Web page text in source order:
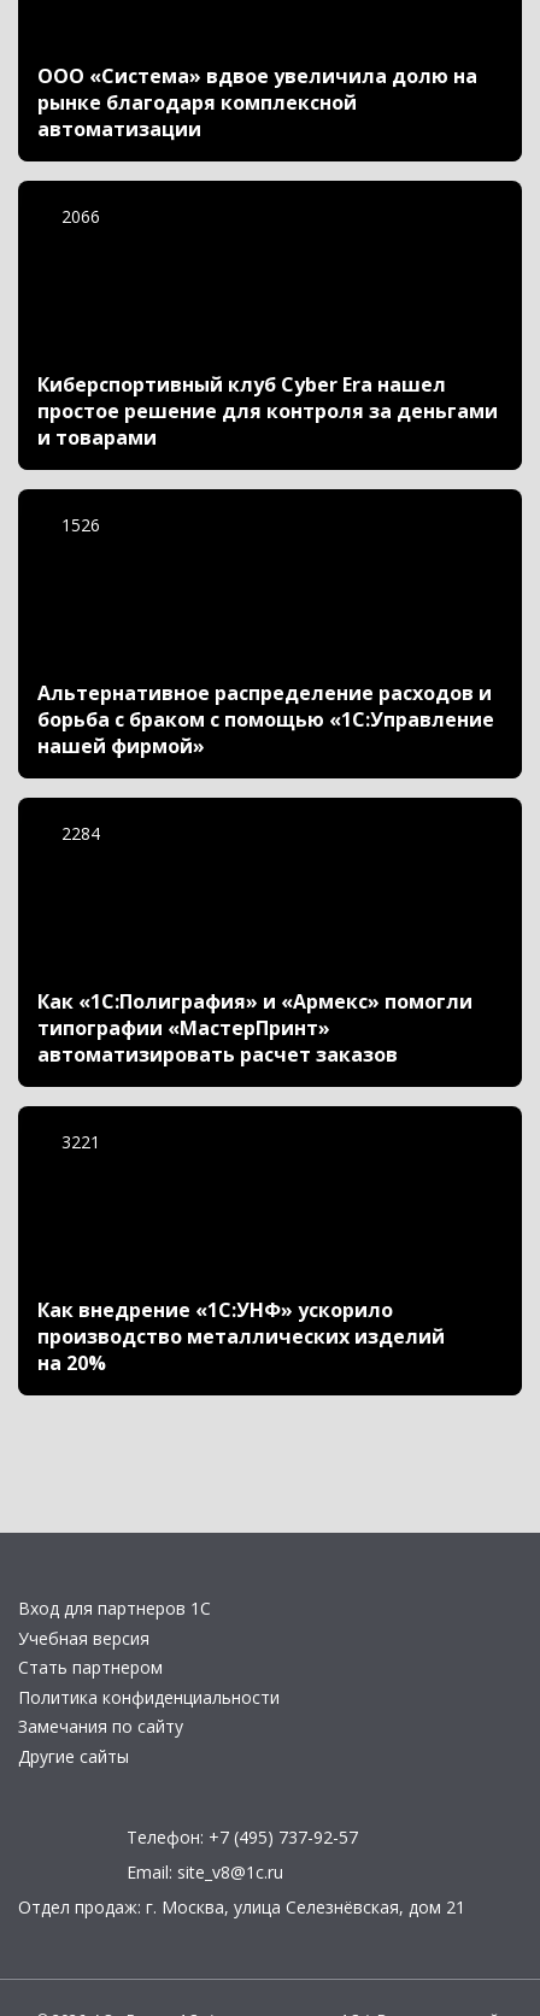
ООО «Система» вдвое увеличила долю на
рынке благодаря комплексной
автоматизации
2066
Киберспортивный клуб Cyber Era нашел
простое решение для контроля за деньгами
и товарами
1526
Альтернативное распределение расходов и
борьба с браком с помощью «1C:Управление
нашей фирмой»
2284
Как «1С:Полиграфия» и «Армекс» помогли
типографии «МастерПринт»
автоматизировать расчет заказов
3221
Как внедрение «1С:УНФ» ускорило
производство металлических изделий
на 20%
Вход для партнеров 1С
Учебная версия
Стать партнером
Политика конфиденциальности
Замечания по сайту
Другие сайты
Телефон: +7 (495) 737-92-57
Email: site_v8@1c.ru
Отдел продаж: г. Москва, улица Селезнёвская, дом 21